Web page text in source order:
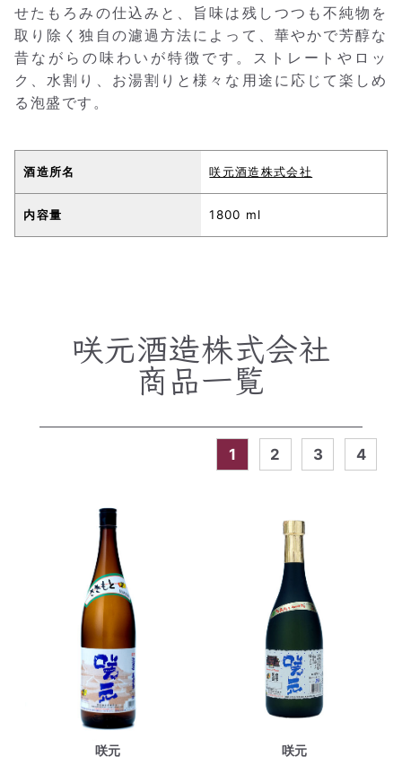
せたもろみの仕込みと、旨味は残しつつも不純物を
取り除く独自の濾過方法によって、華やかで芳醇な
昔ながらの味わいが特徴です。ストレートやロッ
ク、水割り、お湯割りと様々な用途に応じて楽しめ
る泡盛です。
酒造所名 咲元酒造株式会社
内容量 1800 ml
咲元酒造株式会社
商品一覧
1 2 3 4
咲元 咲元